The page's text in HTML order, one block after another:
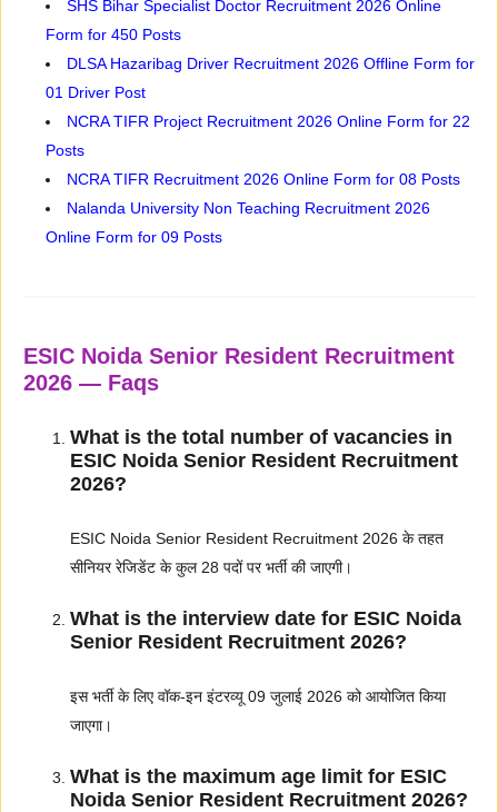
SHS Bihar Specialist Doctor Recruitment 2026 Online
Form for 450 Posts
DLSA Hazaribag Driver Recruitment 2026 Offline Form for
01 Driver Post
NCRA TIFR Project Recruitment 2026 Online Form for 22
Posts
NCRA TIFR Recruitment 2026 Online Form for 08 Posts
Nalanda University Non Teaching Recruitment 2026
Online Form for 09 Posts
ESIC Noida Senior Resident Recruitment
2026 — Faqs
What is the total number of vacancies in
ESIC Noida Senior Resident Recruitment
2026?
ESIC Noida Senior Resident Recruitment 2026 के तहत
सीनियर रेजिडेंट के कुल 28 पदों पर भर्ती की जाएगी।
What is the interview date for ESIC Noida
Senior Resident Recruitment 2026?
इस भर्ती के लिए वॉक-इन इंटरव्यू 09 जुलाई 2026 को आयोजित किया
जाएगा।
What is the maximum age limit for ESIC
Noida Senior Resident Recruitment 2026?